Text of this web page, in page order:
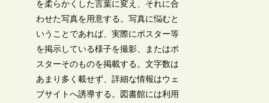
を柔らかくした言葉に変え、それに合
わせた写真を用意する。写真に悩むと
いうことであれば、実際にポスター等
を掲示している様子を撮影、またはポ
スターそのものを掲載する。文字数は
あまり多く載せず、詳細な情報はウェ
ブサイトへ誘導する。図書館には利用